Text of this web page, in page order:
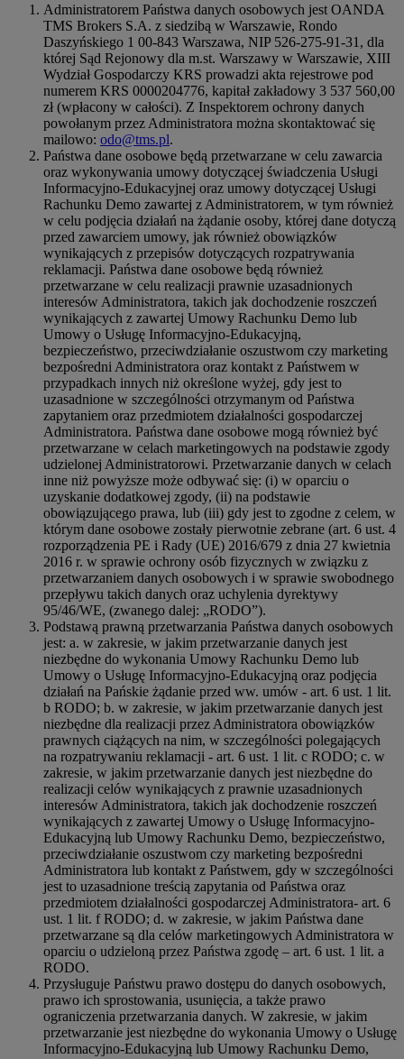
Administratorem Państwa danych osobowych jest OANDA
TMS Brokers S.A. z siedzibą w Warszawie, Rondo
Daszyńskiego 1 00-843 Warszawa, NIP 526-275-91-31, dla
której Sąd Rejonowy dla m.st. Warszawy w Warszawie, XIII
Wydział Gospodarczy KRS prowadzi akta rejestrowe pod
numerem KRS 0000204776, kapitał zakładowy 3 537 560,00
zł (wpłacony w całości). Z Inspektorem ochrony danych
powołanym przez Administratora można skontaktować się
mailowo: odo@tms.pl.
Państwa dane osobowe będą przetwarzane w celu zawarcia
oraz wykonywania umowy dotyczącej świadczenia Usługi
Informacyjno-Edukacyjnej oraz umowy dotyczącej Usługi
Rachunku Demo zawartej z Administratorem, w tym również
w celu podjęcia działań na żądanie osoby, której dane dotyczą
przed zawarciem umowy, jak również obowiązków
wynikających z przepisów dotyczących rozpatrywania
reklamacji. Państwa dane osobowe będą również
przetwarzane w celu realizacji prawnie uzasadnionych
interesów Administratora, takich jak dochodzenie roszczeń
wynikających z zawartej Umowy Rachunku Demo lub
Umowy o Usługę Informacyjno-Edukacyjną,
bezpieczeństwo, przeciwdziałanie oszustwom czy marketing
bezpośredni Administratora oraz kontakt z Państwem w
przypadkach innych niż określone wyżej, gdy jest to
uzasadnione w szczególności otrzymanym od Państwa
zapytaniem oraz przedmiotem działalności gospodarczej
Administratora. Państwa dane osobowe mogą również być
przetwarzane w celach marketingowych na podstawie zgody
udzielonej Administratorowi. Przetwarzanie danych w celach
inne niż powyższe może odbywać się: (i) w oparciu o
uzyskanie dodatkowej zgody, (ii) na podstawie
obowiązującego prawa, lub (iii) gdy jest to zgodne z celem, w
którym dane osobowe zostały pierwotnie zebrane (art. 6 ust. 4
rozporządzenia PE i Rady (UE) 2016/679 z dnia 27 kwietnia
2016 r. w sprawie ochrony osób fizycznych w związku z
przetwarzaniem danych osobowych i w sprawie swobodnego
przepływu takich danych oraz uchylenia dyrektywy
95/46/WE, (zwanego dalej: „RODO”).
Podstawą prawną przetwarzania Państwa danych osobowych
jest: a. w zakresie, w jakim przetwarzanie danych jest
niezbędne do wykonania Umowy Rachunku Demo lub
Umowy o Usługę Informacyjno-Edukacyjną oraz podjęcia
działań na Pańskie żądanie przed ww. umów - art. 6 ust. 1 lit.
b RODO; b. w zakresie, w jakim przetwarzanie danych jest
niezbędne dla realizacji przez Administratora obowiązków
prawnych ciążących na nim, w szczególności polegających
na rozpatrywaniu reklamacji - art. 6 ust. 1 lit. c RODO; c. w
zakresie, w jakim przetwarzanie danych jest niezbędne do
realizacji celów wynikających z prawnie uzasadnionych
interesów Administratora, takich jak dochodzenie roszczeń
wynikających z zawartej Umowy o Usługę Informacyjno-
Edukacyjną lub Umowy Rachunku Demo, bezpieczeństwo,
przeciwdziałanie oszustwom czy marketing bezpośredni
Administratora lub kontakt z Państwem, gdy w szczególności
jest to uzasadnione treścią zapytania od Państwa oraz
przedmiotem działalności gospodarczej Administratora- art. 6
ust. 1 lit. f RODO; d. w zakresie, w jakim Państwa dane
przetwarzane są dla celów marketingowych Administratora w
oparciu o udzieloną przez Państwa zgodę – art. 6 ust. 1 lit. a
RODO.
Przysługuje Państwu prawo dostępu do danych osobowych,
prawo ich sprostowania, usunięcia, a także prawo
ograniczenia przetwarzania danych. W zakresie, w jakim
przetwarzanie jest niezbędne do wykonania Umowy o Usługę
Informacyjno-Edukacyjną lub Umowy Rachunku Demo,